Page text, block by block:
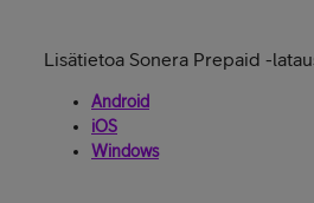
Lisätietoa Sonera Prepaid -
Android
iOS
Windows